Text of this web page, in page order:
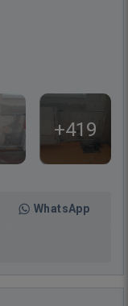
+419
WhatsApp